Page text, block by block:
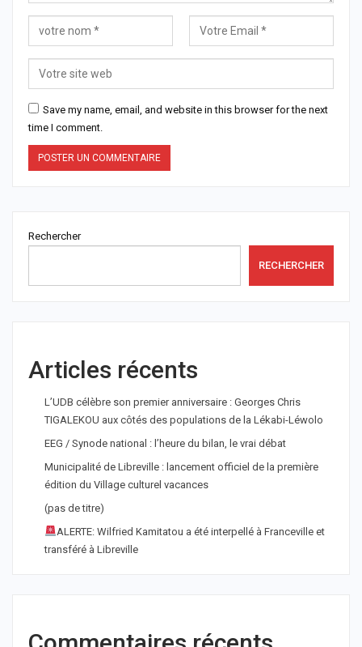
Save my name, email, and website in this browser for the next
time I comment.
Rechercher
RECHERCHER
Articles récents
L’UDB célèbre son premier anniversaire : Georges Chris
TIGALEKOU aux côtés des populations de la Lékabi-Léwolo
EEG / Synode national : l’heure du bilan, le vrai débat
Municipalité de Libreville : lancement officiel de la première
édition du Village culturel vacances
(pas de titre)
ALERTE: Wilfried Kamitatou a été interpellé à Franceville et
transféré à Libreville